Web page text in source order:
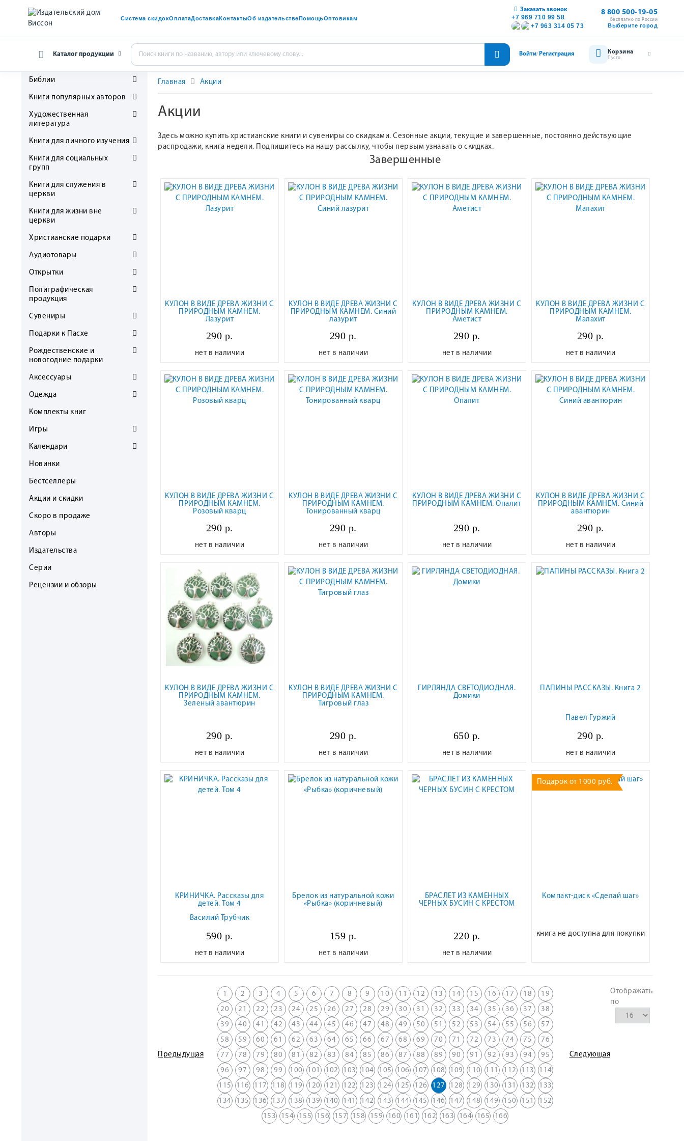
Система скидокОплатаДоставкаКонтактыОб издательствеПомощьОптовикам
Заказать звонок
+7 969 710 99 58
+7 963 314 05 73
8 800 500-19-05
Бесплатно по России
Выберите город
Каталог продукции Войти/ Регистрация Корзина
Пусто
Библии
Книги популярных авторов
Художественная
литература
Книги для личного изучения
Книги для социальных
групп
Книги для служения в
церкви
Книги для жизни вне
церкви
Христианские подарки
Аудиотовары
Открытки
Полиграфическая
продукция
Сувениры
Подарки к Пасхе
Рождественские и
новогодние подарки
Аксессуары
Одежда
Комплекты книг
Игры
Календари
Новинки
Бестселлеры
Акции и скидки
Скоро в продаже
Авторы
Издательства
Серии
Рецензии и обзоры
Главная Акции
Акции
Здесь можно купить христианские книги и сувениры со скидками. Сезонные акции, текущие и завершенные, постоянно действующие
распродажи, книга недели. Подпишитесь на нашу рассылку, чтобы первым узнавать о скидках.
Завершенные
КУЛОН В ВИДЕ ДРЕВА ЖИЗНИ С
ПРИРОДНЫМ КАМНЕМ.
Лазурит
290 р.
нет в наличии
КУЛОН В ВИДЕ ДРЕВА ЖИЗНИ С
ПРИРОДНЫМ КАМНЕМ. Синий
лазурит
290 р.
нет в наличии
КУЛОН В ВИДЕ ДРЕВА ЖИЗНИ С
ПРИРОДНЫМ КАМНЕМ.
Аметист
290 р.
нет в наличии
КУЛОН В ВИДЕ ДРЕВА ЖИЗНИ С
ПРИРОДНЫМ КАМНЕМ.
Малахит
290 р.
нет в наличии
КУЛОН В ВИДЕ ДРЕВА ЖИЗНИ С
ПРИРОДНЫМ КАМНЕМ.
Розовый кварц
290 р.
нет в наличии
КУЛОН В ВИДЕ ДРЕВА ЖИЗНИ С
ПРИРОДНЫМ КАМНЕМ.
Тонированный кварц
290 р.
нет в наличии
КУЛОН В ВИДЕ ДРЕВА ЖИЗНИ С
ПРИРОДНЫМ КАМНЕМ. Опалит
290 р.
нет в наличии
КУЛОН В ВИДЕ ДРЕВА ЖИЗНИ С
ПРИРОДНЫМ КАМНЕМ. Синий
авантюрин
290 р.
нет в наличии
КУЛОН В ВИДЕ ДРЕВА ЖИЗНИ С
ПРИРОДНЫМ КАМНЕМ.
Зеленый авантюрин
290 р.
нет в наличии
КУЛОН В ВИДЕ ДРЕВА ЖИЗНИ С
ПРИРОДНЫМ КАМНЕМ.
Тигровый глаз
290 р.
нет в наличии
ГИРЛЯНДА СВЕТОДИОДНАЯ.
Домики
650 р.
нет в наличии
ПАПИНЫ РАССКАЗЫ. Книга 2
Павел Гуржий
290 р.
нет в наличии
КРИНИЧКА. Рассказы для
детей. Том 4
Василий Трубчик
590 р.
нет в наличии
Брелок из натуральной кожи
«Рыбка» (коричневый)
159 р.
нет в наличии
БРАСЛЕТ ИЗ КАМЕННЫХ
ЧЕРНЫХ БУСИН С КРЕСТОМ
220 р.
нет в наличии
Подарок от 1000 руб.
Компакт-диск «Сделай шаг»
книга не доступна для покупки
Предыдущая
1 2 3 4 5 6 7 8 9 10 11 12 13 14 15 16 17 18
19
20
21 22 23 24 25 26 27 28 29 30 31 32 33 34 35 36 37
38
39
40 41 42 43 44 45 46 47 48 49 50 51 52 53 54 55 56
57
58
59 60 61 62 63 64 65 66 67 68 69 70 71 72 73 74 75
76
77
78 79 80 81 82 83 84 85 86 87 88 89 90 91 92 93 94
95
96
97 98 99 100 101 102 103 104 105 106 107 108 109 110 111 112 113
114
115
116 117 118 119 120 121 122 123 124 125 126 127 128 129 130 131 132
133
134
135 136 137 138 139 140 141 142 143 144 145 146 147 148 149 150 151
152
153
154 155 156 157 158 159 160 161 162 163 164 165 166
Следующая
Отображать
по